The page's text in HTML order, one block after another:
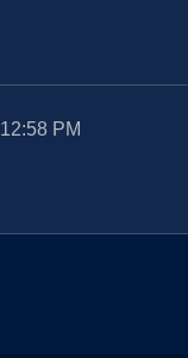
12:58 PM